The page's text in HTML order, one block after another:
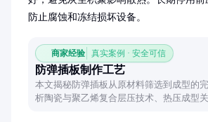
防止腐蚀和冻结损坏设备。
商家经验 真实案例 · 安全可信
防弹插板制作工艺
本文揭秘防弹插板从原材料筛选到成型的
析陶瓷与聚乙烯复合层压技术、热压成型